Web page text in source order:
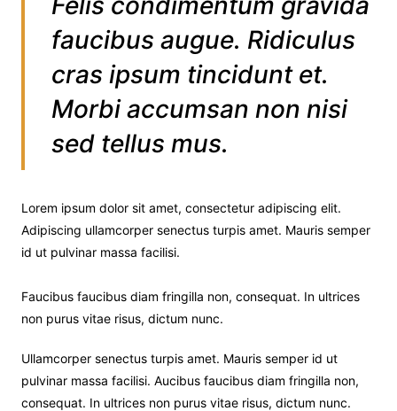
faucibus augue. Ridiculus
cras ipsum tincidunt et.
Morbi accumsan non nisi
sed tellus mus.
Lorem ipsum dolor sit amet, consectetur adipiscing elit.
Adipiscing ullamcorper senectus turpis amet. Mauris semper
id ut pulvinar massa facilisi.
Faucibus faucibus diam fringilla non, consequat. In ultrices
non purus vitae risus, dictum nunc.
Ullamcorper senectus turpis amet. Mauris semper id ut
pulvinar massa facilisi. Aucibus faucibus diam fringilla non,
consequat. In ultrices non purus vitae risus, dictum nunc.